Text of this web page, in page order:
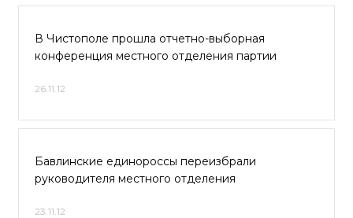
В Чистополе прошла отчетно-выборная
конференция местного отделения партии
26.11.12
Бавлинские единороссы переизбрали
руководителя местного отделения
23.11.12